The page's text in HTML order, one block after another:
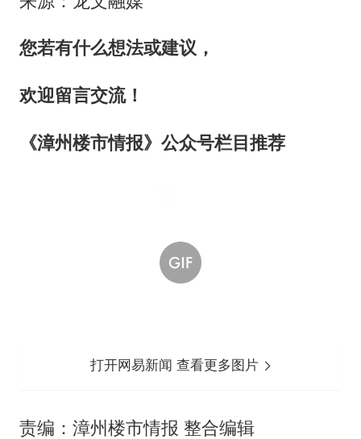
您若有什么想法或建议，
欢迎留言交流！
《漳州楼市情报》公众号栏目推荐
打开网易新闻 查看更多图片
责编：漳州楼市情报 整合编辑